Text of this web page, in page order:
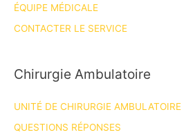
ÉQUIPE MÉDICALE
CONTACTER LE SERVICE
Chirurgie Ambulatoire
UNITÉ DE CHIRURGIE AMBULATOIRE
QUESTIONS RÉPONSES